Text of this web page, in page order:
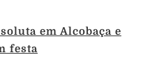
em Alcobaça e
festa